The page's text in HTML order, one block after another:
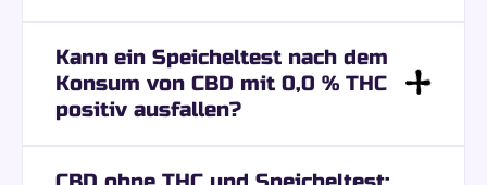
Kann ein Speicheltest nach dem
Konsum von CBD mit 0,0 % THC
positiv ausfallen?